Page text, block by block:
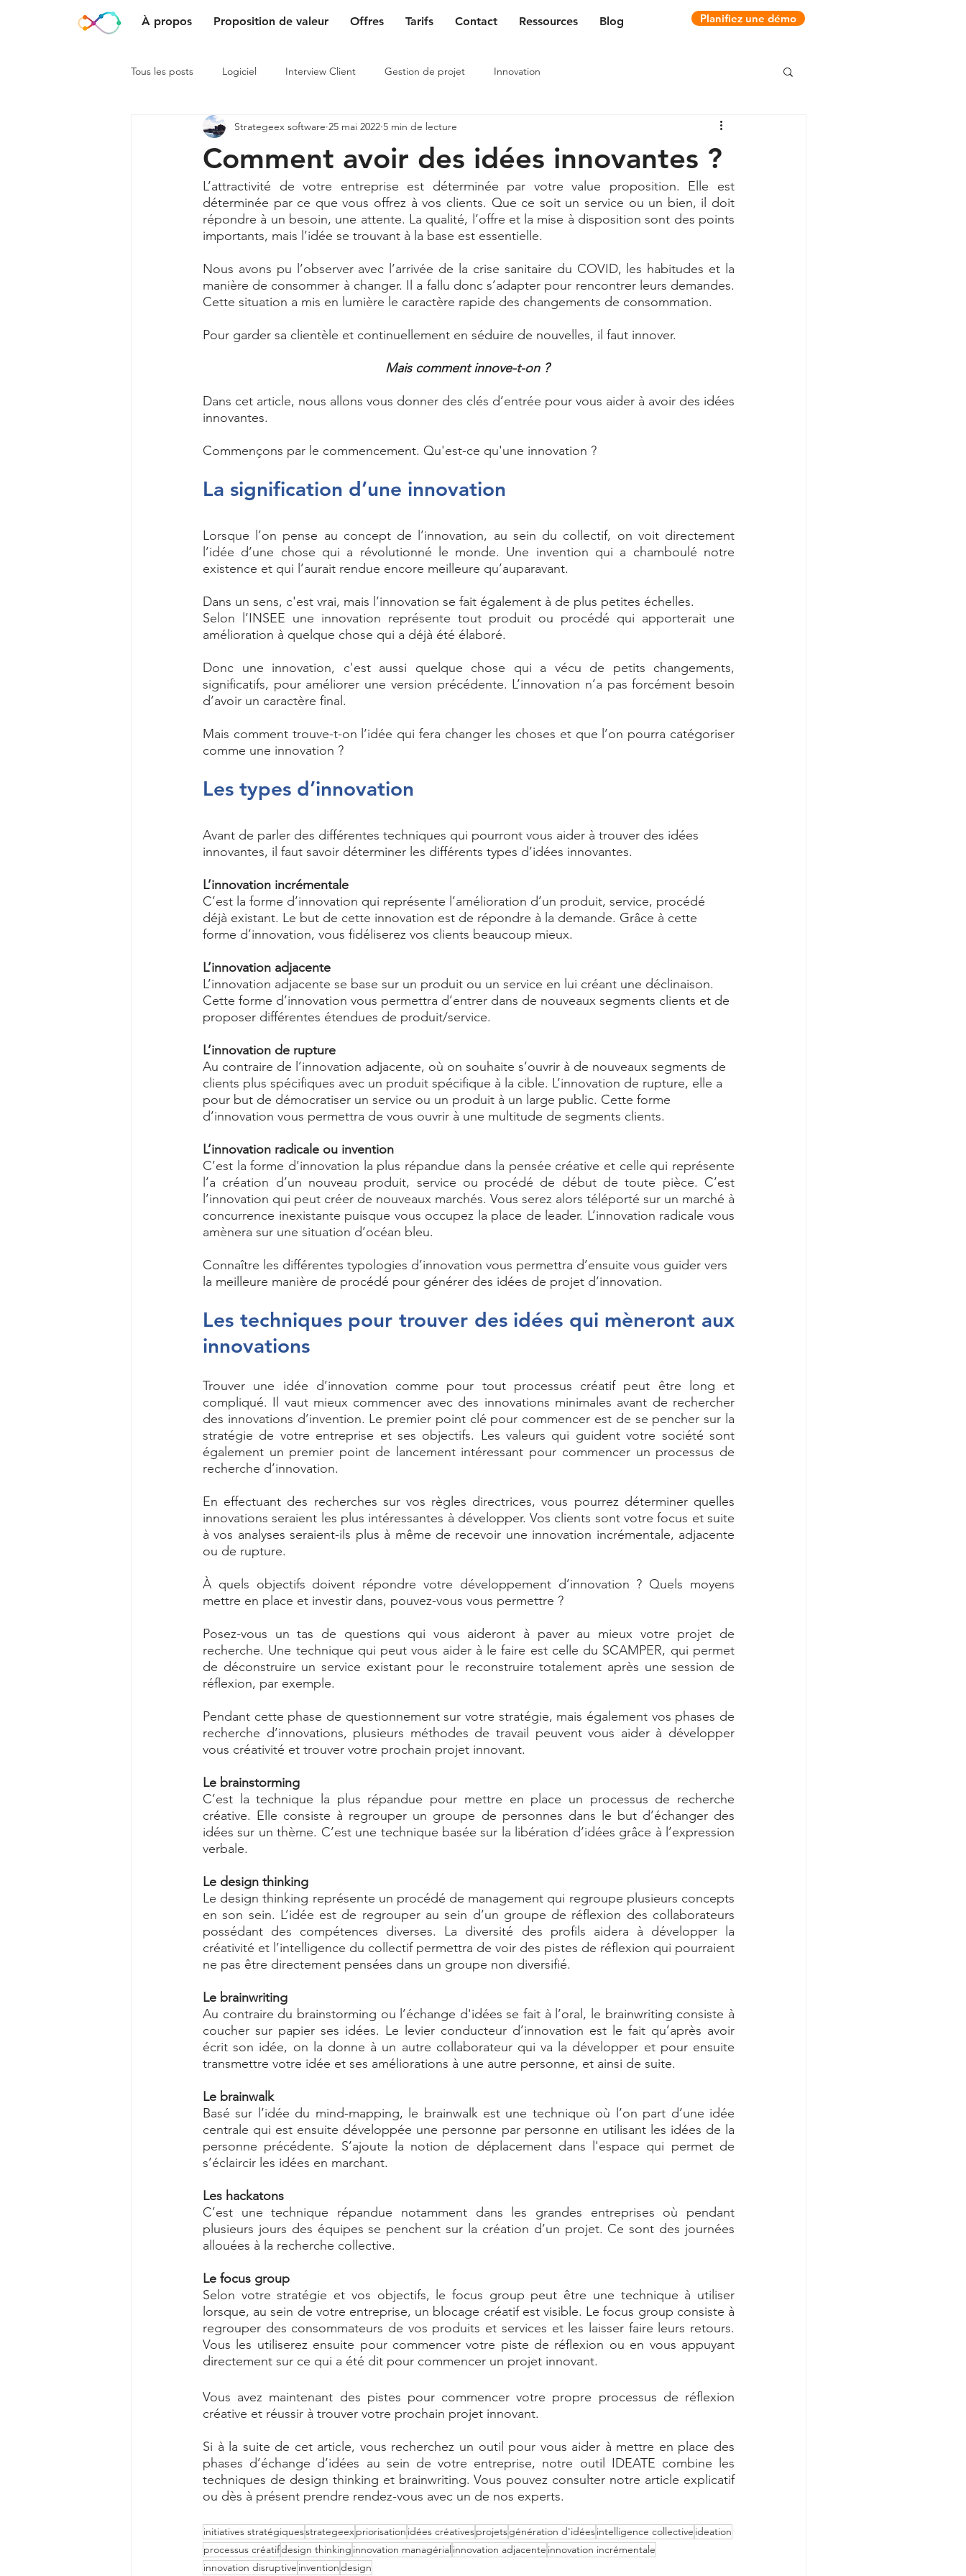
À propos Proposition de valeur Offres Tarifs Contact Ressources Blog Planifiez une démo
Tous les posts Logiciel Interview Client Gestion de projet Innovation
Comment avoir des idées innovantes ?
Strategeex software 25 mai 2022 5 min de lecture
L’attractivité de votre entreprise est déterminée par votre value proposition. Elle est
déterminée par ce que vous offrez à vos clients. Que ce soit un service ou un bien, il doit
répondre à un besoin, une attente. La qualité, l’offre et la mise à disposition sont des points
importants, mais l’idée se trouvant à la base est essentielle.
Nous avons pu l’observer avec l’arrivée de la crise sanitaire du COVID, les habitudes et la
manière de consommer à changer. Il a fallu donc s’adapter pour rencontrer leurs demandes.
Cette situation a mis en lumière le caractère rapide des changements de consommation.
Pour garder sa clientèle et continuellement en séduire de nouvelles, il faut innover.
Mais comment innove-t-on ?
Dans cet article, nous allons vous donner des clés d’entrée pour vous aider à avoir des idées
innovantes.
Commençons par le commencement. Qu'est-ce qu'une innovation ?
La signification d’une innovation
Lorsque l’on pense au concept de l’innovation, au sein du collectif, on voit directement
l’idée d’une chose qui a révolutionné le monde. Une invention qui a chamboulé notre
existence et qui l’aurait rendue encore meilleure qu’auparavant.
Dans un sens, c'est vrai, mais l’innovation se fait également à de plus petites échelles.
Selon l’INSEE une innovation représente tout produit ou procédé qui apporterait une
amélioration à quelque chose qui a déjà été élaboré.
Donc une innovation, c'est aussi quelque chose qui a vécu de petits changements,
significatifs, pour améliorer une version précédente. L’innovation n’a pas forcément besoin
d’avoir un caractère final.
Mais comment trouve-t-on l’idée qui fera changer les choses et que l’on pourra catégoriser
comme une innovation ?
Les types d’innovation
Avant de parler des différentes techniques qui pourront vous aider à trouver des idées
innovantes, il faut savoir déterminer les différents types d’idées innovantes.
L’innovation incrémentale
C’est la forme d’innovation qui représente l’amélioration d’un produit, service, procédé
déjà existant. Le but de cette innovation est de répondre à la demande. Grâce à cette
forme d’innovation, vous fidéliserez vos clients beaucoup mieux.
L’innovation adjacente
L’innovation adjacente se base sur un produit ou un service en lui créant une déclinaison.
Cette forme d’innovation vous permettra d’entrer dans de nouveaux segments clients et de
proposer différentes étendues de produit/service.
L’innovation de rupture
Au contraire de l’innovation adjacente, où on souhaite s’ouvrir à de nouveaux segments de
clients plus spécifiques avec un produit spécifique à la cible. L’innovation de rupture, elle a
pour but de démocratiser un service ou un produit à un large public. Cette forme
d’innovation vous permettra de vous ouvrir à une multitude de segments clients.
L’innovation radicale ou invention
C’est la forme d’innovation la plus répandue dans la pensée créative et celle qui représente
l’a création d’un nouveau produit, service ou procédé de début de toute pièce. C’est
l’innovation qui peut créer de nouveaux marchés. Vous serez alors téléporté sur un marché à
concurrence inexistante puisque vous occupez la place de leader. L’innovation radicale vous
amènera sur une situation d’océan bleu.
Connaître les différentes typologies d’innovation vous permettra d’ensuite vous guider vers
la meilleure manière de procédé pour générer des idées de projet d’innovation.
Les techniques pour trouver des idées qui mèneront aux
innovations
Trouver une idée d’innovation comme pour tout processus créatif peut être long et
compliqué. Il vaut mieux commencer avec des innovations minimales avant de rechercher
des innovations d’invention. Le premier point clé pour commencer est de se pencher sur la
stratégie de votre entreprise et ses objectifs. Les valeurs qui guident votre société sont
également un premier point de lancement intéressant pour commencer un processus de
recherche d’innovation.
En effectuant des recherches sur vos règles directrices, vous pourrez déterminer quelles
innovations seraient les plus intéressantes à développer. Vos clients sont votre focus et suite
à vos analyses seraient-ils plus à même de recevoir une innovation incrémentale, adjacente
ou de rupture.
À quels objectifs doivent répondre votre développement d’innovation ? Quels moyens
mettre en place et investir dans, pouvez-vous vous permettre ?
Posez-vous un tas de questions qui vous aideront à paver au mieux votre projet de
recherche. Une technique qui peut vous aider à le faire est celle du SCAMPER, qui permet
de déconstruire un service existant pour le reconstruire totalement après une session de
réflexion, par exemple.
Pendant cette phase de questionnement sur votre stratégie, mais également vos phases de
recherche d’innovations, plusieurs méthodes de travail peuvent vous aider à développer
vous créativité et trouver votre prochain projet innovant.
Le brainstorming
C’est la technique la plus répandue pour mettre en place un processus de recherche
créative. Elle consiste à regrouper un groupe de personnes dans le but d’échanger des
idées sur un thème. C’est une technique basée sur la libération d’idées grâce à l’expression
verbale.
Le design thinking
Le design thinking représente un procédé de management qui regroupe plusieurs concepts
en son sein. L’idée est de regrouper au sein d’un groupe de réflexion des collaborateurs
possédant des compétences diverses. La diversité des profils aidera à développer la
créativité et l’intelligence du collectif permettra de voir des pistes de réflexion qui pourraient
ne pas être directement pensées dans un groupe non diversifié.
Le brainwriting
Au contraire du brainstorming ou l’échange d'idées se fait à l’oral, le brainwriting consiste à
coucher sur papier ses idées. Le levier conducteur d’innovation est le fait qu’après avoir
écrit son idée, on la donne à un autre collaborateur qui va la développer et pour ensuite
transmettre votre idée et ses améliorations à une autre personne, et ainsi de suite.
Le brainwalk
Basé sur l’idée du mind-mapping, le brainwalk est une technique où l’on part d’une idée
centrale qui est ensuite développée une personne par personne en utilisant les idées de la
personne précédente. S’ajoute la notion de déplacement dans l'espace qui permet de
s’éclaircir les idées en marchant.
Les hackatons
C’est une technique répandue notamment dans les grandes entreprises où pendant
plusieurs jours des équipes se penchent sur la création d’un projet. Ce sont des journées
allouées à la recherche collective.
Le focus group
Selon votre stratégie et vos objectifs, le focus group peut être une technique à utiliser
lorsque, au sein de votre entreprise, un blocage créatif est visible. Le focus group consiste à
regrouper des consommateurs de vos produits et services et les laisser faire leurs retours.
Vous les utiliserez ensuite pour commencer votre piste de réflexion ou en vous appuyant
directement sur ce qui a été dit pour commencer un projet innovant.
Vous avez maintenant des pistes pour commencer votre propre processus de réflexion
créative et réussir à trouver votre prochain projet innovant.
Si à la suite de cet article, vous recherchez un outil pour vous aider à mettre en place des
phases d’échange d’idées au sein de votre entreprise, notre outil IDEATE combine les
techniques de design thinking et brainwriting. Vous pouvez consulter notre article explicatif
ou dès à présent prendre rendez-vous avec un de nos experts.
initiatives stratégiquesstrategeexpriorisation idées créativesprojetsgénération d'idéesintelligence collective ideation
processus créatifdesign thinking innovation managérial innovation adjacente innovation incrémentale
innovation disruptive inventiondesign